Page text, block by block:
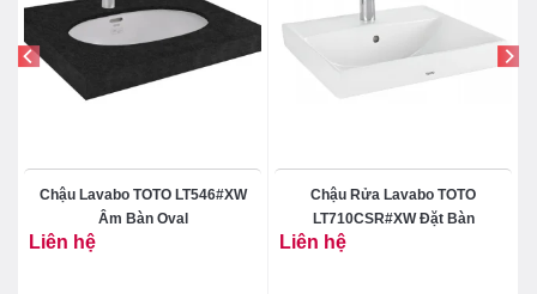
Chậu Lavabo TOTO LT546#XW
Âm Bàn Oval
Liên hệ
Chậu Rửa Lavabo TOTO
LT710CSR#XW Đặt Bàn
Liên hệ